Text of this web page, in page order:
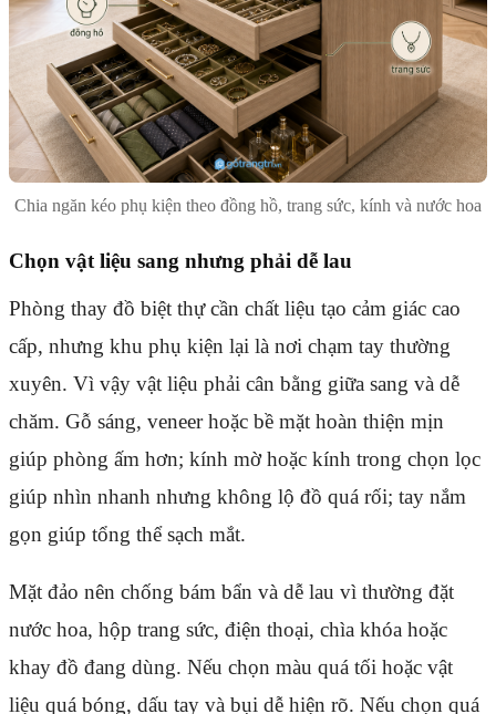
Chia ngăn kéo phụ kiện theo đồng hồ, trang sức, kính và nước hoa
Chọn vật liệu sang nhưng phải dễ lau
Phòng thay đồ biệt thự cần chất liệu tạo cảm giác cao
cấp, nhưng khu phụ kiện lại là nơi chạm tay thường
xuyên. Vì vậy vật liệu phải cân bằng giữa sang và dễ
chăm. Gỗ sáng, veneer hoặc bề mặt hoàn thiện mịn
giúp phòng ấm hơn; kính mờ hoặc kính trong chọn lọc
giúp nhìn nhanh nhưng không lộ đồ quá rối; tay nắm
gọn giúp tổng thể sạch mắt.
Mặt đảo nên chống bám bẩn và dễ lau vì thường đặt
nước hoa, hộp trang sức, điện thoại, chìa khóa hoặc
khay đồ đang dùng. Nếu chọn màu quá tối hoặc vật
liệu quá bóng, dấu tay và bụi dễ hiện rõ. Nếu chọn quá